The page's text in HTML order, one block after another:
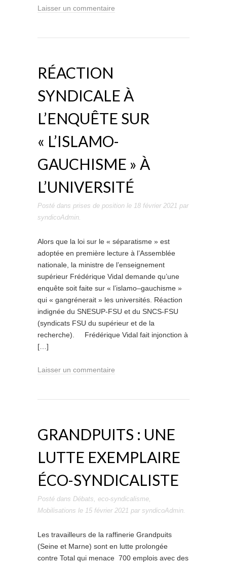
Laisser un commentaire
RÉACTION
SYNDICALE À
L’ENQUÊTE SUR
« L’ISLAMO-
GAUCHISME » À
L’UNIVERSITÉ
Posté dans prises de position le 18 février 2021 par
syndicoAdmin.
Alors que la loi sur le « séparatisme » est
adoptée en première lecture à l’Assemblée
nationale, la ministre de l’enseignement
supérieur Frédérique Vidal demande qu’une
enquête soit faite sur « l’islamo–gauchisme »
qui « gangrénerait » les universités. Réaction
indignée du SNESUP-FSU et du SNCS-FSU
(syndicats FSU du supérieur et de la
recherche). Frédérique Vidal fait injonction à
[…]
Laisser un commentaire
GRANDPUITS : UNE
LUTTE EXEMPLAIRE
ÉCO-SYNDICALISTE
Posté dans Débats, eco-syndicalisme,
Mobilisations le 15 février 2021 par syndicoAdmin.
Les travailleurs de la raffinerie Grandpuits
(Seine et Marne) sont en lutte prolongée
contre Total qui menace 700 emplois avec des